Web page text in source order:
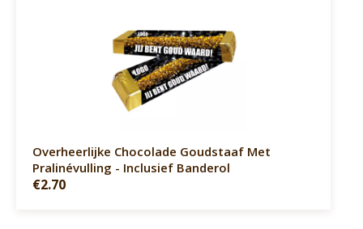
Overheerlijke Chocolade Goudstaaf Met
Pralinévulling - Inclusief Banderol
€2.70